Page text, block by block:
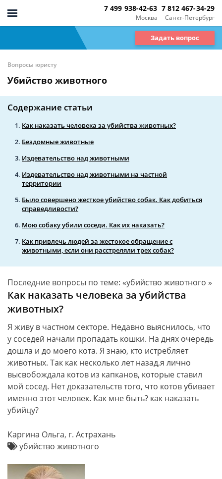
Москва
7 499 938-42-63
Санкт-Петербург
7 812 467-34-29
Задать вопрос
Вопросы юристу
Убийство животного
Содержание статьи
Как наказать человека за убийства животных?
Бездомные животные
Издевательство над животными
Издевательство над животными на частной
территории
Было совершено жесткое убийство собак. Как добиться
справедливости?
Мою собаку убили соседи. Как их наказать?
Как привлечь людей за жестокое обращение с
животными, если они расстреляли трех собак?
Последние вопросы по теме: «убийство животного »
Как наказать человека за убийства
животных?
Я живу в частном секторе. Недавно выяснилось, что
у соседей начали пропадать кошки. На днях очередь
дошла и до моего кота. Я знаю, кто истребляет
животных. Так как несколько лет назад,я лично
высвобождала котов из капканов, которые ставил
мой сосед. Нет доказательств того, что котов убивает
именно этот человек. Как мне быть? как наказать
убийцу?
Каргина Ольга, г. Астрахань
убийство животного